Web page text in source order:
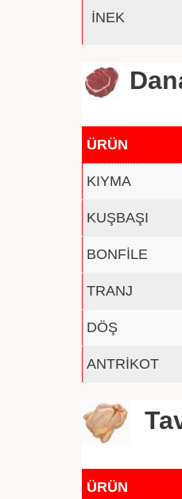
İNEK
ÜRÜN
KIYMA
KUŞBAŞI
BONFİLE
TRANJ
DÖŞ
ANTRİKOT
ÜRÜN